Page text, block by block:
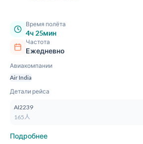
Время полёта
4ч 25мин
Частота
Ежедневно
Авиакомпании
Air India
Детали рейса
AI2239
165人
Подробнее